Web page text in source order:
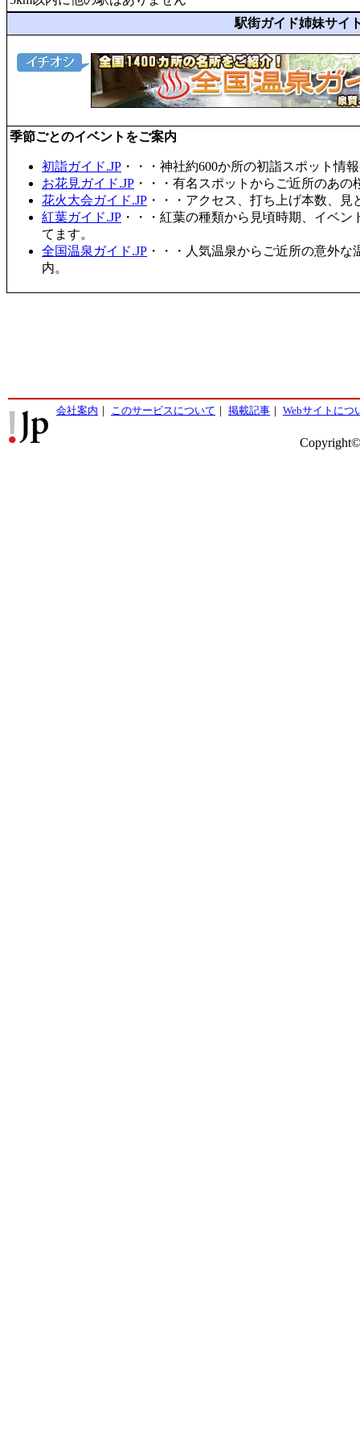
駅街ガイド姉妹サイ
季節ごとのイベントをご案内
初詣ガイド.JP ・・・神社約600か所の初詣スポット情
お花見ガイド.JP ・・・有名スポットからご近所のあ
花火大会ガイド.JP ・・・アクセス、打ち上げ本数、
紅葉ガイド.JP ・・・紅葉の種類から見頃時期、イベ
てます。
全国温泉ガイド.JP ・・・人気温泉からご近所の意外
内。
会社案内 ｜ このサービスについて ｜ 掲載記事 ｜ Webサイトにつ